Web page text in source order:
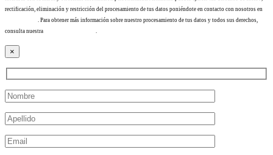
rectificación, eliminación y restricción del procesamiento de tus datos poniéndote en contacto con nosotros en
. Para obtener más información sobre nuestro procesamiento de tus datos y todos sus derechos,
consulta nuestra
.
×